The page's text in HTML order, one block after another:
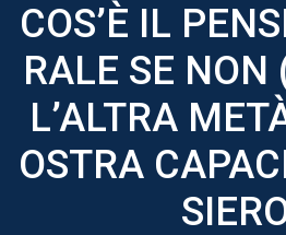
COS’È IL
RALE SE
L’ALTRA
OSTRA